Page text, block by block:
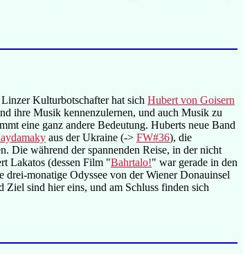
Kulturbotschafter hat sich Hubert von Goisern
ihre Musik kennenzulernen, und auch Musik zu
eine ganz andere Bedeutung. Huberts neue Band
aus der Ukraine (-> FW#36), die
Die während der spannenden Reise, in der nicht
Lakatos (dessen Film "Bahrtalo!" war gerade in den
monatige Odyssee von der Wiener Donauinsel
sind hier eins, und am Schluss finden sich